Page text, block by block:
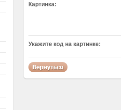
Картинка:
Укажите код на картинке: